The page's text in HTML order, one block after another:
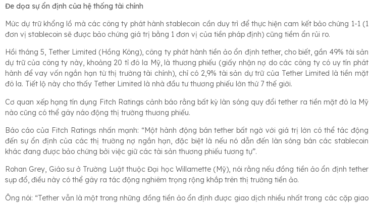
Đe dọa sự ổn định của hệ thống tài chính
Mức dự trữ khổng lồ mà các công ty phát hành stablecoin cần duy trì để thực hiện cam kết bảo chứng 1-1 (1
đơn vị stablecoin sẽ được bảo chứng giá trị bằng 1 đơn vị của tiền pháp định) cũng tiềm ẩn rủi ro.
Hồi tháng 5, Tether Limited (Hồng Kông), công ty phát hành tiền ảo ổn định tether, cho biết, gần 49% tài sản
dự trữ của công ty này, khoảng 20 tỉ đô la Mỹ, là thương phiếu (giấy nhận nợ do các công ty có uy tín phát
hành để vay vốn ngắn hạn từ thị trường tài chính), chỉ có 2,9% tài sản dự trữ của Tether Limited là tiền mặt
đô la. Tiết lộ này cho thấy Tether Limited là nhà đầu tư thương phiếu lớn thứ 7 thế giới.
Cơ quan xếp hạng tín dụng Fitch Ratings cảnh báo rằng bất kỳ làn sóng quy đổi tether ra tiền mặt đô la Mỹ
nào cũng có thể gây náo động thị trường thương phiếu.
Báo cáo của Fitch Ratings nhấn mạnh: “Một hành động bán tether bất ngờ với giá trị lớn có thể tác động
đến sự ổn định của các thị trường nợ ngắn hạn, đặc biệt là nếu nó dẫn đến làn sóng bán các stablecoin
khác đang được bảo chứng bởi việc giữ các tài sản thương phiếu tương tự”.
Rohan Grey, Giáo sư ở Trường Luật thuộc Đại học Willamette (Mỹ), nói rằng nếu đồng tiền ảo ổn định tether
sụp đổ, điều này có thể gây ra tác động nghiêm trọng rộng khắp trên thị trường tiền ảo.
Ông nói: “Tether vẫn là một trong những đồng tiền ảo ổn định được giao dịch nhiều nhất trong các cặp giao